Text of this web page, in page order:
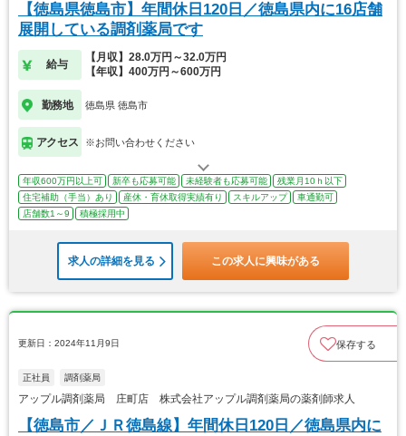
【徳島県徳島市】年間休日120日／徳島県内に16店舗
展開している調剤薬局です
給与
【月収】28.0万円～32.0万円
【年収】400万円～600万円
勤務地 徳島県 徳島市
アクセス ※お問い合わせください
年収600万円以上可 新卒も応募可能 未経験者も応募可能
残業月10ｈ以下
住宅補助（手当）あり
産休・育休取得実績有り スキルアップ
車通勤可
店舗数1～9
積極採用中
求人の詳細を見る この求人に興味がある
更新日：2024年11月9日 保存する
正社員 調剤薬局
アップル調剤薬局 庄町店 株式会社アップル調剤薬局の薬剤師求人
【徳島市／ＪＲ徳島線】年間休日120日／徳島県内に